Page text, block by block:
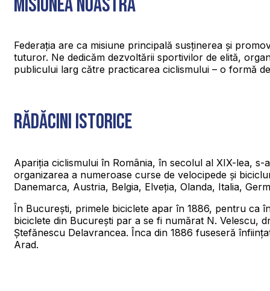
Misiunea noastră
Federația are ca misiune principală susținerea și
tuturor. Ne dedicăm dezvoltării sportivilor de elită,
publicului larg către practicarea ciclismului – o formă
Rădăcini istorice
Apariția ciclismului în România, în secolul al XIX-lea,
organizarea a numeroase curse de velocipede și
Danemarca, Austria, Belgia, Elveția, Olanda, Italia,
În București, primele biciclete apar în 1886, pentru ca
biciclete din București par a se fi numărat N. Velescu,
Ștefănescu Delavrancea. Înca din 1886 fuseseră
Arad.